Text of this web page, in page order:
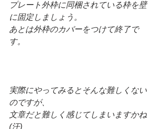
プレート外枠に同梱されている枠を壁
に固定しましょう。
あとは外枠のカバーをつけて終了で
す。
実際にやってみるとそんな難しくない
のですが、
文章だと難しく感じてしまいますかね
(汗)